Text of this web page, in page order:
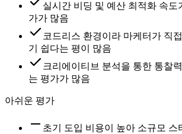
실시간 비딩 및 예산 최적화 속도
가가 많음
코드리스 환경이라 마케터가 직
기 쉽다는 평이 많음
크리에이티브 분석을 통한 통찰
는 평가가 많음
아쉬운 평가
초기 도입 비용이 높아 소규모 스